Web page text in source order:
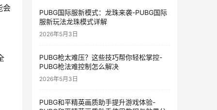
会
PUBG国际服新模式：龙珠来袭-PUBG国际
服新玩法龙珠模式详解
2026年5月3日
PUBG枪太难压？这些技巧帮你轻松掌控-
PUBG枪法难控制怎么解决
2026年5月3日
PUBG和平精英画质助手提升游戏体验-